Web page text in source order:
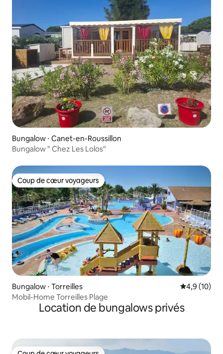
Bungalow ⋅ Canet-en-Roussillon
Bungalow " Chez Les Lolos"
Coup de cœur voyageurs
Coup de cœur voyageurs
Bungalow ⋅ Torreilles Évaluation
4,9 (10)
Mobil-Home Torreilles Plage
Location de bungalows privés